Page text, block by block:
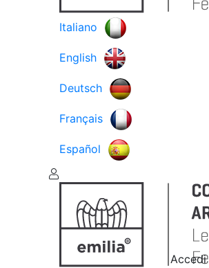
Italiano
English
Deutsch
Français
Español
Accedi